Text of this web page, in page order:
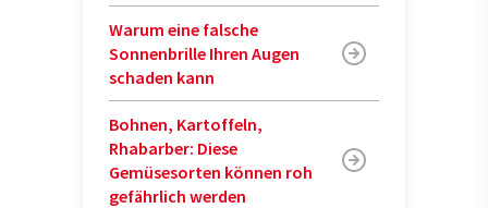
Warum eine falsche
Sonnenbrille Ihren Augen
schaden kann
Bohnen, Kartoffeln,
Rhabarber: Diese
Gemüsesorten können roh
gefährlich werden